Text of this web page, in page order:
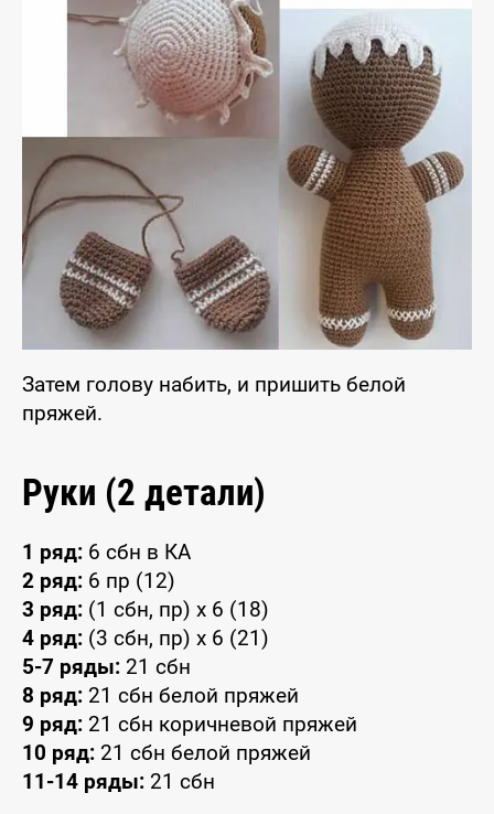
Затем голову набить, и пришить белой
пряжей.
Руки (2 детали)
1 ряд: 6 сбн в КА
2 ряд: 6 пр (12)
3 ряд: (1 сбн, пр) x 6 (18)
4 ряд: (3 сбн, пр) x 6 (21)
5-7 ряды: 21 сбн
8 ряд: 21 сбн белой пряжей
9 ряд: 21 сбн коричневой пряжей
10 ряд: 21 сбн белой пряжей
11-14 ряды: 21 сбн